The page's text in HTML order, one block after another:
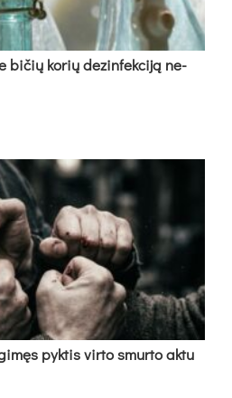
bi­čių ko­rių de­zin­fek­ci­ją ne­
pyk­tis vir­to smur­to ak­tu